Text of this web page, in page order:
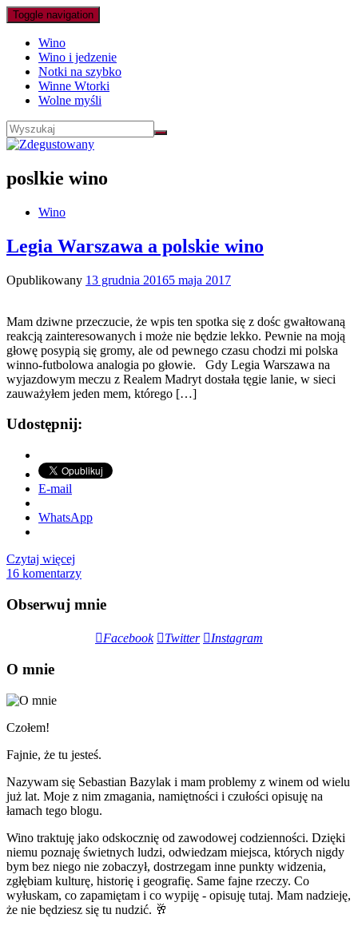
Toggle navigation
Wino
Wino i jedzenie
Notki na szybko
Winne Wtorki
Wolne myśli
poslkie wino
Wino
Legia Warszawa a polskie wino
Opublikowany 13 grudnia 20165 maja 2017
Mam dziwne przeczucie, że wpis ten spotka się z dośc gwałtowaną
reakcją zainteresowanych i może nie będzie lekko. Pewnie na moją
głowę posypią się gromy, ale od pewnego czasu chodzi mi polska
winno-futbolowa analogia po głowie. Gdy Legia Warszawa na
wyjazdowym meczu z Realem Madryt dostała tęgie lanie, w sieci
zauważyłem jeden mem, którego […]
Udostępnij:
E-mail
WhatsApp
Czytaj więcej
16 komentarzy
Obserwuj mnie
Facebook Twitter Instagram
O mnie
Czołem!
Fajnie, że tu jesteś.
Nazywam się Sebastian Bazylak i mam problemy z winem od wielu
już lat. Moje z nim zmagania, namiętności i czułości opisuję na
łamach tego blogu.
Wino traktuję jako odskocznię od zawodowej codzienności. Dzięki
niemu poznaję świetnych ludzi, odwiedzam miejsca, których nigdy
bym bez niego nie zobaczył, dostrzegam inne punkty widzenia,
zgłębiam kulturę, historię i geografię. Same fajne rzeczy. Co
wyłuskam, co zapamiętam i co wypiję - opisuję tutaj. Mam nadzieję,
że nie będziesz się tu nudzić. 🥂